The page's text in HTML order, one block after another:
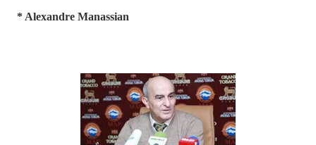
* Alexandre Manassian